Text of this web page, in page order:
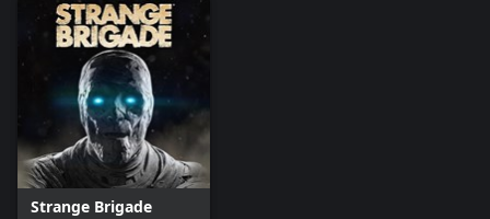
Strange Brigade